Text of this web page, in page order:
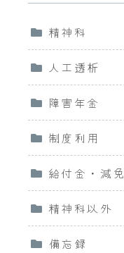
精神科
人工透析
障害年金
制度利用
給付金・減免
精神科以外
備忘録